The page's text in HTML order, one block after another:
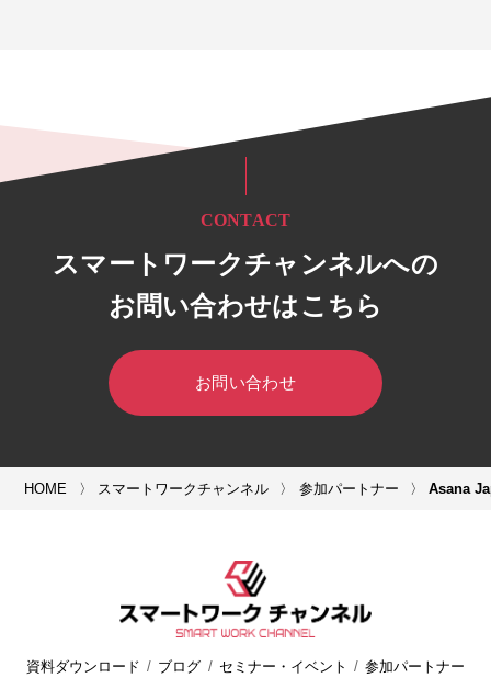
HOME スマートワークチャンネル 参加パートナー Asana
CONTACT
スマートワークチャンネルへの
お問い合わせはこちら
お問い合わせ
資料ダウンロード ブログ セミナー・イベント 参加パートナー